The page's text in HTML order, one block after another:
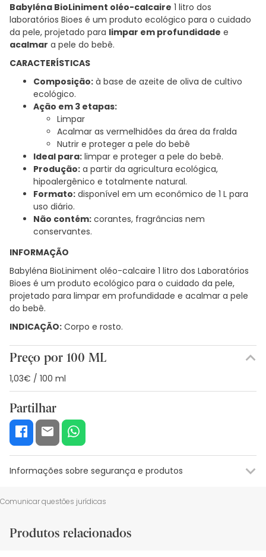
Babyléna BioLiniment oléo-calcaire 1 litro dos
laboratórios Bioes é um produto ecológico para o cuidado
da pele, projetado para limpar em profundidade e
acalmar a pele do bebê.
CARACTERÍSTICAS
Composição: à base de azeite de oliva de cultivo
ecológico.
Ação em 3 etapas:
Limpar
Acalmar as vermelhidões da área da fralda
Nutrir e proteger a pele do bebê
Ideal para: limpar e proteger a pele do bebê.
Produção: a partir da agricultura ecológica,
hipoalergênico e totalmente natural.
Formato: disponível em um econômico de 1 L para
uso diário.
Não contém: corantes, fragrâncias nem
conservantes.
INFORMAÇÃO
Babyléna BioLiniment oléo-calcaire 1 litro dos Laboratórios
Bioes é um produto ecológico para o cuidado da pele,
projetado para limpar em profundidade e acalmar a pele
do bebê.
INDICAÇÃO: Corpo e rosto.
Preço por 100 ML
1,03€ / 100 ml
Partilhar
Informações sobre segurança e produtos
Recursos de segurança visual
De momento, não dispomos de imagens de segurança
Comunicar questões jurídicas
Produtos relacionados